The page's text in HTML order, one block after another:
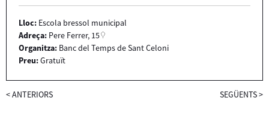
Lloc: Escola bressol municipal
Adreça: Pere Ferrer, 15
Organitza: Banc del Temps de Sant Celoni
Preu:Gratuït
<ANTERIORS SEGÜENTS>